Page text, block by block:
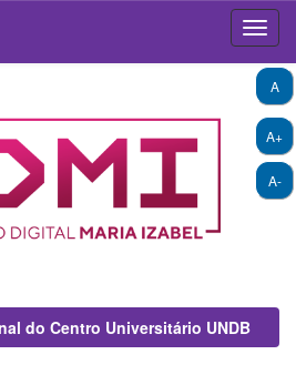
A+
A-
A
do Centro Universitário UNDB